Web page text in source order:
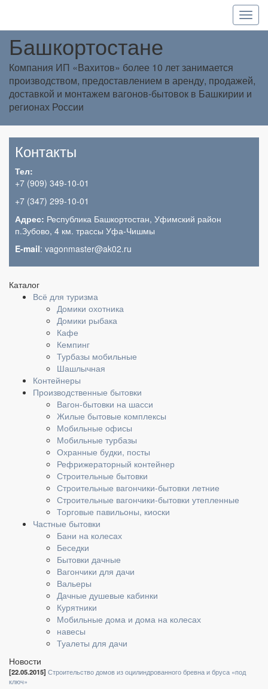
Вагоны-бытовки в Уфе и
Башкортостане
Компания ИП «Вахитов» более 10 лет занимается
производством, предоставлением в аренду, продажей,
доставкой и монтажем вагонов-бытовок в Башкирии и
регионах России
Контакты
Тел:
+7 (909) 349-10-01
+7 (347) 299-10-01
Адрес: Республика Башкортостан, Уфимский район
п.Зубово, 4 км. трассы Уфа-Чишмы
E-mail: vagonmaster@ak02.ru
Каталог
Всё для туризма
Домики охотника
Домики рыбака
Кафе
Кемпинг
Турбазы мобильные
Шашлычная
Контейнеры
Производственные бытовки
Вагон-бытовки на шасси
Жилые бытовые комплексы
Мобильные офисы
Мобильные турбазы
Охранные будки, посты
Рефрижераторный контейнер
Строительные бытовки
Строительные вагончики-бытовки летние
Строительные вагончики-бытовки утепленные
Торговые павильоны, киоски
Частные бытовки
Бани на колесах
Беседки
Бытовки дачные
Вагончики для дачи
Вальеры
Дачные душевые кабинки
Курятники
Мобильные дома и дома на колесах
навесы
Туалеты для дачи
Новости
[22.05.2015] Строительство домов из оцилиндрованного бревна и бруса «под
ключ»